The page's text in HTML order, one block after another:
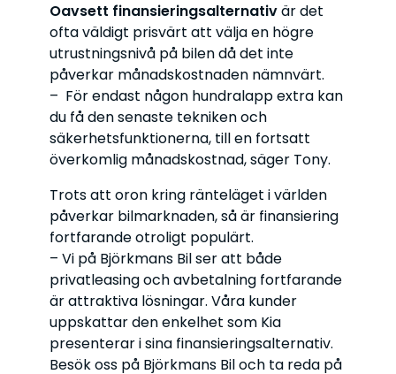
Oavsett finansieringsalternativär det
ofta väldigt prisvärt att välja en högre
utrustningsnivå på bilen då det inte
påverkar månadskostnaden nämnvärt.
– För endast någon hundralapp extra kan
du få den senaste tekniken och
säkerhetsfunktionerna, till en fortsatt
överkomlig månadskostnad, säger Tony.
Trots att oron kring ränteläget i världen
påverkar bilmarknaden, så är finansiering
fortfarande otroligt populärt.
– Vi på Björkmans Bil ser att både
privatleasing och avbetalning fortfarande
är attraktiva lösningar. Våra kunder
uppskattar den enkelhet som Kia
presenterar i sina finansieringsalternativ.
Besök oss på Björkmans Bil och ta reda på